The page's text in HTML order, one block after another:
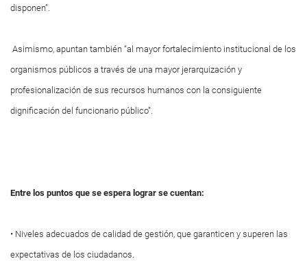
disponen”.
Asimismo, apuntan también “al mayor fortalecimiento institucional de los
organismos públicos a través de una mayor jerarquización y
profesionalización de sus recursos humanos con la consiguiente
dignificación del funcionario público”.
Entre los puntos que se espera lograr se cuentan:
• Niveles adecuados de calidad de gestión, que garanticen y superen las
expectativas de los ciudadanos.